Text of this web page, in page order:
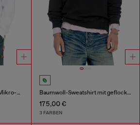
Baumwoll-Sweatshirt mit Mikro-Logo-Stickerei Baumwoll-Sweatshirt mit geflocktem Oval D
175,00 €
3 FARBEN